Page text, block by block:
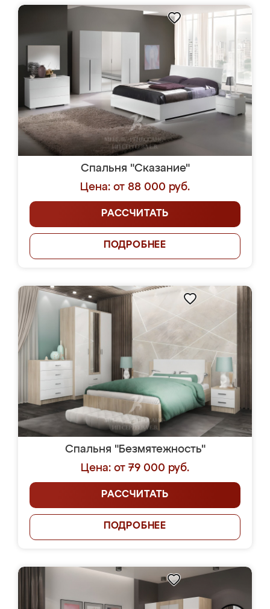
Спальня "Сказание"
Цена: от 88 000 руб.
РАССЧИТАТЬ
ПОДРОБНЕЕ
Спальня "Безмятежность"
Цена: от 79 000 руб.
РАССЧИТАТЬ
ПОДРОБНЕЕ